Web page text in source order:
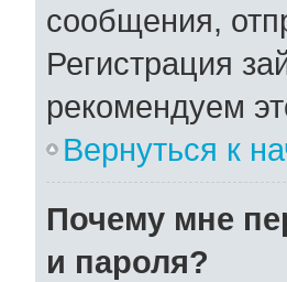
сообщения,
Регистрация
рекомендуем
Вернуться к
Почему мне
и пароля?